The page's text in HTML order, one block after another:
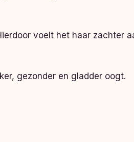
voelt het haar zachter
gezonder en gladder oogt.